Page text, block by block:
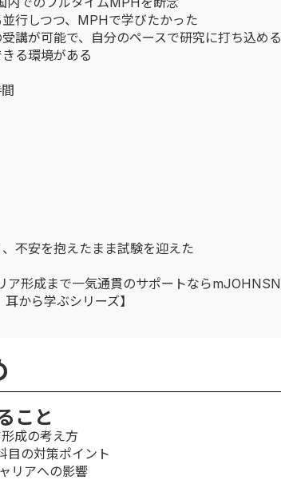
行しつつ、MPHで学びたかった
講が可能で、自分のペースで研究に打ち込め
る環境がある
不安を抱えたまま試験を迎えた
形成まで一気通貫のサポートなら
から学ぶシリーズ】
こと
成の考え方
目の対策ポイント
リアへの影響